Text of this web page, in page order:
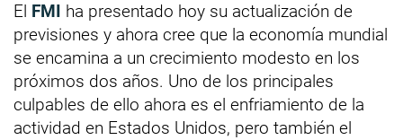
El FMI ha presentado hoy su actualización de
previsiones y ahora cree que la economía mundial
se encamina a un crecimiento modesto en los
próximos dos años. Uno de los principales
culpables de ello ahora es el enfriamiento de la
actividad en Estados Unidos, pero también el